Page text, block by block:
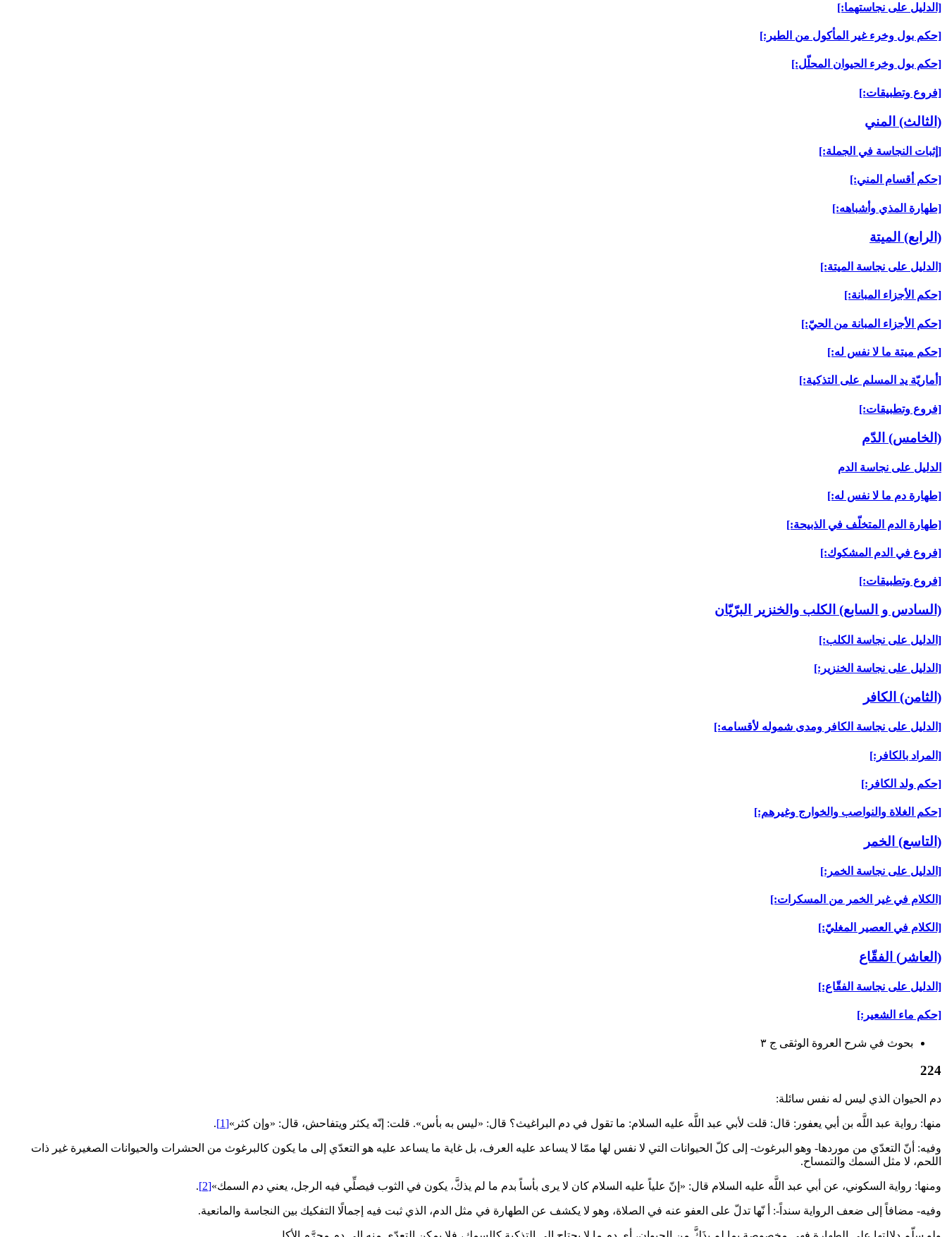
[الدليل على نجاستهما:]
[حكم بول وخرء غير المأكول من الطير:]
[حكم بول وخرء الحيوان المحلّل:]
[فروع وتطبيقات:]
(الثالث) المني‏
[إثبات النجاسة في الجملة:]
[حكم أقسام المني:]
[طهارة المذي وأشباهه:]
(الرابع) الميتة
[الدليل على نجاسة الميتة:]
[حكم الأجزاء المبانة:]
[حكم الأجزاء المبانة من الحيّ:]
[حكم ميتة ما لا نفس له:]
[أماريّة يد المسلم على التذكية:]
[فروع وتطبيقات:]
(الخامس) الدّم‏
الدليل على نجاسة الدم
[طهارة دم ما لا نفس له:]
[طهارة الدم المتخلّف في الذبيحة:]
[فروع في الدم المشكوك:]
[فروع وتطبيقات:]
(السادس و السابع) الكلب والخنزير البرّيّان‏
[الدليل على نجاسة الكلب:]
[الدليل على نجاسة الخنزير:]
(الثامن) الكافر
[الدليل على نجاسة الكافر ومدى شموله لأقسامه:]
[المراد بالكافر:]
[حكم ولد الكافر:]
[حكم الغلاة والنواصب والخوارج وغيرهم:]
(التاسع) الخمر
[الدليل على نجاسة الخمر:]
[الكلام في غير الخمر من المسكرات:]
[الكلام في العصير المغليّ:]
(العاشر) الفقّاع‏
[الدليل على نجاسة الفقّاع:]
[حكم ماء الشعير:]
بحوث في شرح العروة الوثقى ج ۳
224
دم الحيوان الذي ليس له نفس سائلة:
منها: رواية عبد اللَّه بن أبي يعفور: قال: قلت لأبي عبد اللَّه عليه السلام: ما تقول في دم البراغيث؟ قال: «ليس به بأس». قلت: إنّه يكثر ويتفاحش، قال: «وإن كثر»[1]
.
وفيه: أنّ التعدّي من موردها- وهو البرغوث- إلى كلّ الحيوانات التي لا نفس لها ممّا لا يساعد عليه العرف، بل غاية ما يساعد عليه هو التعدّي إلى ما يكون كالبرغوث من الحشرات والحيوانات الصغيرة غير ذات
اللحم، لا مثل السمك والتمساح.
ومنها: رواية السكوني، عن أبي عبد اللَّه عليه السلام قال: «إنّ علياً عليه السلام كان لا يرى بأساً بدم ما لم يذكَّ، يكون في الثوب فيصلِّي فيه الرجل، يعني دم السمك»[2]
.
وفيه- مضافاً إلى ضعف الرواية سنداً-: أ نّها تدلّ على العفو عنه في الصلاة، وهو لا يكشف عن الطهارة في مثل الدم، الذي ثبت فيه إجمالًا التفكيك بين النجاسة والمانعية.